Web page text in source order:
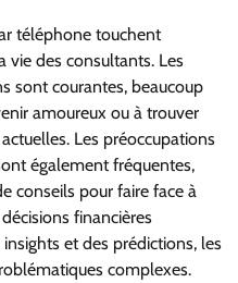
téléphone touchent
vie des consultants. Les
sont courantes, beaucoup
amoureux ou à trouver
Les préoccupations
également fréquentes,
conseils pour faire face à
financières
et des prédictions, les
complexes.